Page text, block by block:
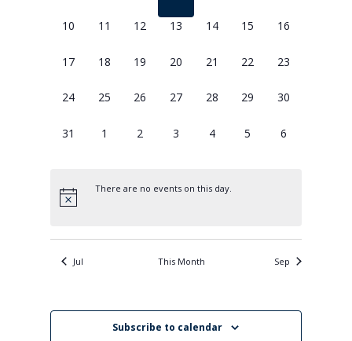
Eventos
010
011
012
013
014
015
016
017
018
019
0
20
0
21
0
22
0
23
0
24
0
25
0
26
0
27
0
28
0
29
0
30
0
31
01
0
2
0
3
0
4
0
5
0
6
There are no events on this day.
Jul This Month Sep
Subscribe to calendar